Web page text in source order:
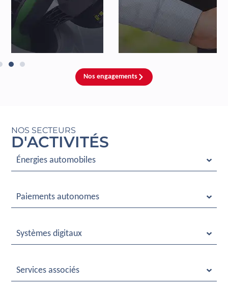
Nos engagements
NOS SECTEURS
D'ACTIVITÉS
Énergies automobiles
Paiements autonomes
Systèmes digitaux
Services associés